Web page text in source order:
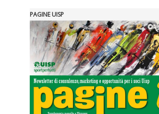
PAGINE UISP